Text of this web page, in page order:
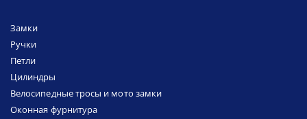
Замки
Ручки
Петли
Цилиндры
Велосипедные тросы и мото замки
Оконная фурнитура